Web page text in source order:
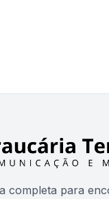
completa para